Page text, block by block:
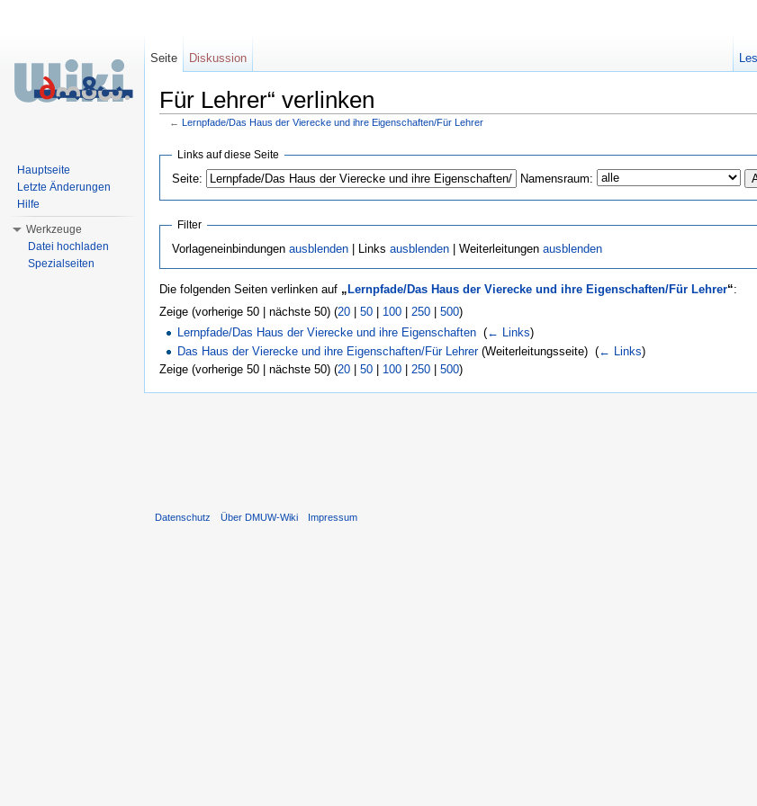
Für Lehrer“ verlinken
← Lernpfade/Das Haus der Vierecke und ihre Eigenschaften/Für Lehrer
Links auf diese Seite
Seite: Namensraum:
Filter
Vorlageneinbindungen ausblenden| Links ausblenden| Weiterleitungen ausblenden
Die folgenden Seiten verlinken auf „ Lernpfade/Das Haus der Vierecke und ihre Eigenschaften/Für Lehrer“:
Zeige (vorherige 50 | nächste 50) (20 50 100 250 500)
Lernpfade/Das Haus der Vierecke und ihre Eigenschaften ‎(← Links)
Das Haus der Vierecke und ihre Eigenschaften/Für Lehrer(Weiterleitungsseite) ‎(← Links)
Zeige (vorherige 50 | nächste 50) (20 50 100 250 500)
Seite Diskussion
Hauptseite
Letzte Änderungen
Hilfe
Werkzeuge
Datei hochladen
Spezialseiten
Datenschutz Über DMUW-Wiki Impressum